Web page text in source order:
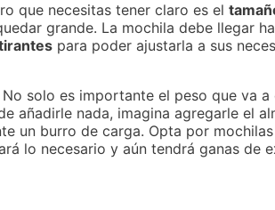
que necesitas tener claro es el
grande. La mochila debe llegar
para poder ajustarla a sus
solo es importante el peso que va
añadirle nada, imagina agregarle el
un burro de carga. Opta por
lo necesario y aún tendrá ganas de